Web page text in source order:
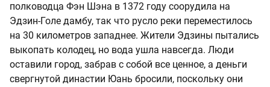
полководца Фэн Шэна в 1372 году соорудила на
Эдзин-Голе дамбу, так что русло реки переместилось
на 30 километров западнее. Жители Эдзины пытались
выкопать колодец, но вода ушла навсегда. Люди
оставили город, забрав с собой все ценное, а деньги
свергнутой династии Юань бросили, поскольку они